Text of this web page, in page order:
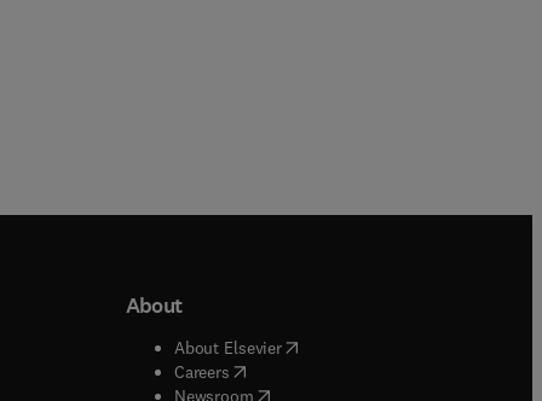
window
About
About Elsevier( opens in new tab/window
Careers( opens in new tab/window
Newsroom( opens in new tab/window